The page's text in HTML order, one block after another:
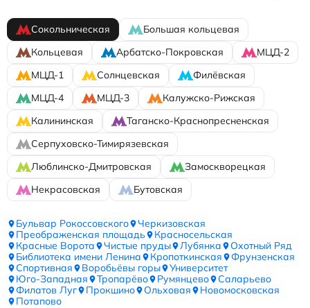
Сокольническая
Большая кольцевая
Кольцевая
Арбатско-Покровская
МЦД-2
МЦД-1
Солнцевская
Филёвская
МЦД-4
МЦД-3
Калужско-Рижская
Калининская
Таганско-Краснопресненская
Серпуховско-Тимирязевская
Люблинско-Дмитровская
Замоскворецкая
Некрасовская
Бутовская
Бульвар Рокоссовского
Черкизовская
Преображенская площадь
Красносельская
Красные Ворота
Чистые пруды Лубянка
Охотный Ряд
Библиотека имени Ленина
Кропоткинская
Фрунзенская
Спортивная
Воробьёвы горы
Университет
Юго-Западная
Тропарёво Румянцево
Саларьево
Филатов Луг
Прокшино Ольховая
Новомосковская
Потапово